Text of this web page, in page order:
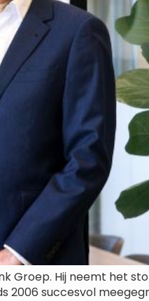
Groep. Hij neemt het
2006 succesvol